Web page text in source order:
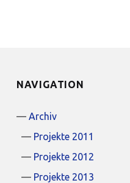
NAVIGATION
Archiv
Projekte 2011
Projekte 2012
Projekte 2013